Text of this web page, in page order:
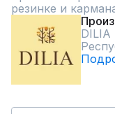
резинке и
DILIA